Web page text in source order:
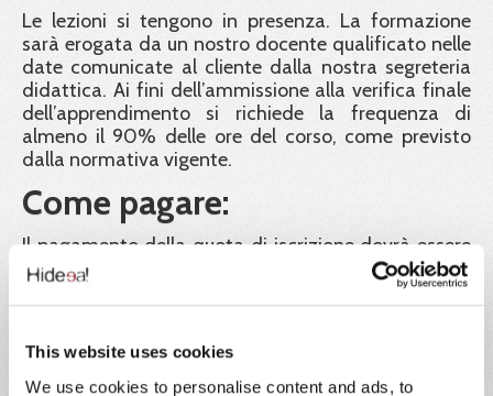
This website uses cookies
We use cookies to personalise content and ads, to
Le lezioni si tengono in presenza. La formazione
sarà erogata da un nostro docente qualificato nelle
date comunicate al cliente dalla nostra segreteria
didattica. Ai fini dell’ammissione alla verifica finale
dell’apprendimento si richiede la frequenza di
almeno il 90% delle ore del corso, come previsto
dalla normativa vigente.
Come pagare:
Il pagamento della quota di iscrizione dovrà essere
effettuato entro 5 giorni lavorativi precedenti alla
data di inizio del corso. Le iscrizioni saranno in ogni
caso confermate fino ad esaurimento posti, in
pagamenti. La classe è a numero chiuso e sarà
composta da un massimo di 30 partecipanti. Chi